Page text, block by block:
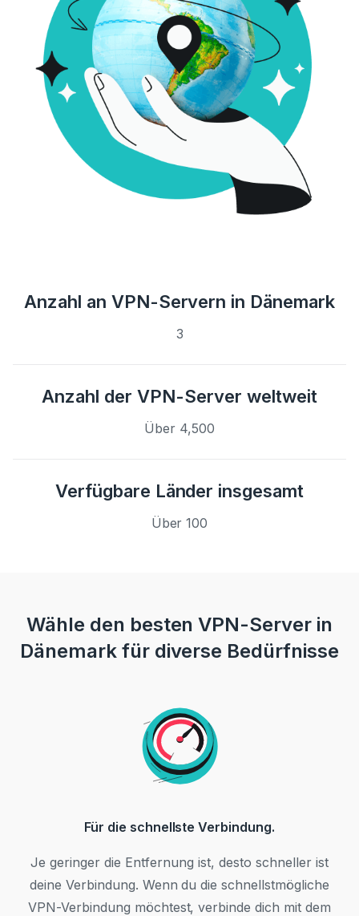
Anzahl an VPN-Servern in Dänemark
3
Anzahl der VPN-Server weltweit
Über 4,500
Verfügbare Länder insgesamt
Über 100
Wähle den besten VPN-Server in
Dänemark für diverse Bedürfnisse
Für die schnellste Verbindung.
Je geringer die Entfernung ist, desto schneller ist
deine Verbindung. Wenn du die schnellstmögliche
VPN-Verbindung möchtest, verbinde dich mit dem